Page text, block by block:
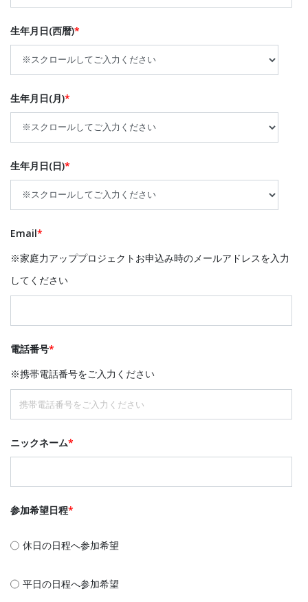
生年月日(西暦)*
生年月日(月)*
生年月日(日)*
Email*
※家庭力アッププロジェクトお申込み時のメールアドレスを入力
してください
電話番号*
※携帯電話番号をご入力ください
ニックネーム*
参加希望日程*
休日の日程へ参加希望
平日の日程へ参加希望